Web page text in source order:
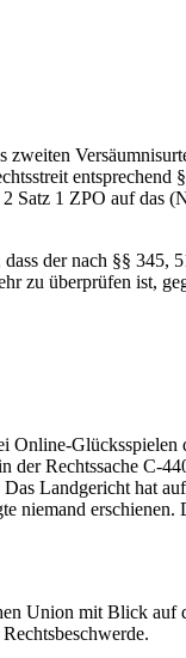
Satz 1 ZPO auf das
der nach §§ 345,
zu überprüfen ist,
Glücksspielen
der Rechtssache C-
Landgericht hat
niemand
mit Blick auf